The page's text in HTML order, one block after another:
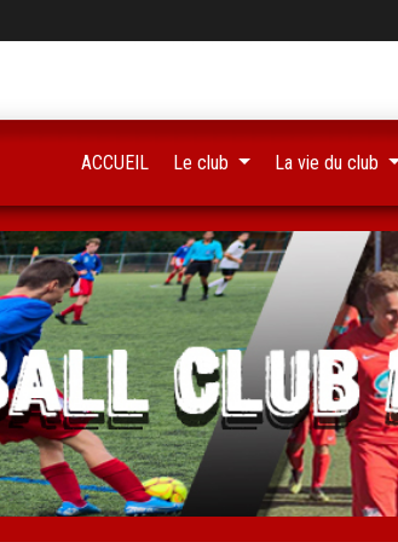
ACCUEIL Le club La vie du club